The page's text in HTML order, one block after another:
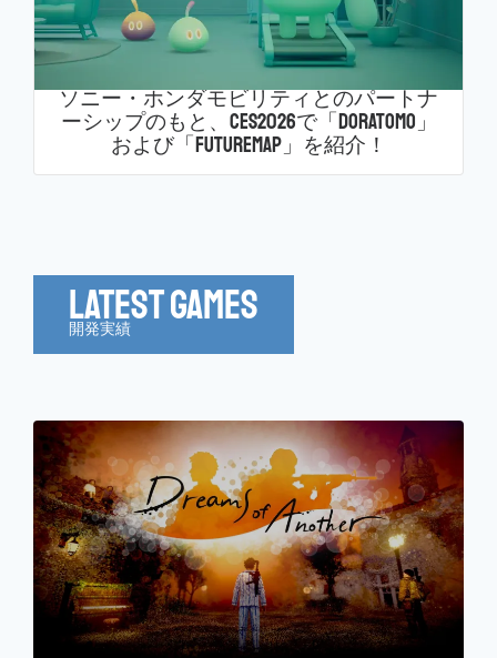
ソニー・ホンダモビリティとのパートナ
ーシップのもと、CES2026で「Doratomo」
および「FutureMap」を紹介！
Latest Games
開発実績